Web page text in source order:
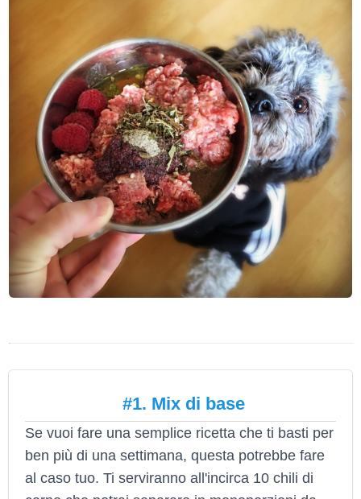
#1. Mix di base
Se vuoi fare una semplice ricetta che ti basti per
ben più di una settimana, questa potrebbe fare
al caso tuo. Ti serviranno all'incirca 10 chili di